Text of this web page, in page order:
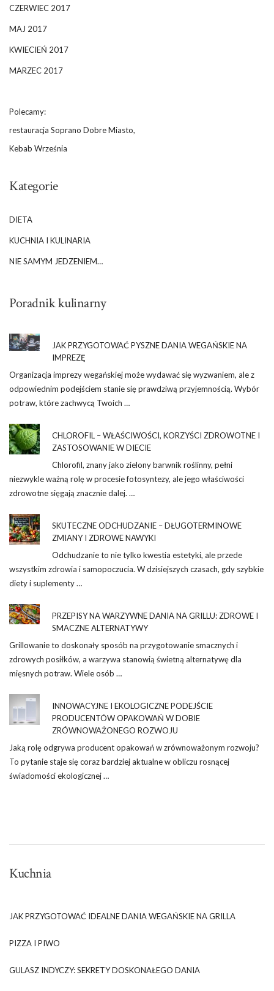
CZERWIEC 2017
MAJ 2017
KWIECIEŃ 2017
MARZEC 2017
Polecamy:
restauracja Soprano Dobre Miasto,
Kebab Września
Kategorie
DIETA
KUCHNIA I KULINARIA
NIE SAMYM JEDZENIEM…
Poradnik kulinarny
JAK PRZYGOTOWAĆ PYSZNE DANIA WEGAŃSKIE NA
IMPREZĘ
Organizacja imprezy wegańskiej może wydawać się wyzwaniem, ale z
odpowiednim podejściem stanie się prawdziwą przyjemnością. Wybór
potraw, które zachwycą Twoich …
CHLOROFIL – WŁAŚCIWOŚCI, KORZYŚCI ZDROWOTNE I
ZASTOSOWANIE W DIECIE
Chlorofil, znany jako zielony barwnik roślinny, pełni
niezwykle ważną rolę w procesie fotosyntezy, ale jego właściwości
zdrowotne sięgają znacznie dalej. …
SKUTECZNE ODCHUDZANIE – DŁUGOTERMINOWE
ZMIANY I ZDROWE NAWYKI
Odchudzanie to nie tylko kwestia estetyki, ale przede
wszystkim zdrowia i samopoczucia. W dzisiejszych czasach, gdy szybkie
diety i suplementy …
PRZEPISY NA WARZYWNE DANIA NA GRILLU: ZDROWE I
SMACZNE ALTERNATYWY
Grillowanie to doskonały sposób na przygotowanie smacznych i
zdrowych posiłków, a warzywa stanowią świetną alternatywę dla
mięsnych potraw. Wiele osób …
INNOWACYJNE I EKOLOGICZNE PODEJŚCIE
PRODUCENTÓW OPAKOWAŃ W DOBIE
ZRÓWNOWAŻONEGO ROZWOJU
Jaką rolę odgrywa producent opakowań w zrównoważonym rozwoju?
To pytanie staje się coraz bardziej aktualne w obliczu rosnącej
świadomości ekologicznej …
Kuchnia
JAK PRZYGOTOWAĆ IDEALNE DANIA WEGAŃSKIE NA GRILLA
PIZZA I PIWO
GULASZ INDYCZY: SEKRETY DOSKONAŁEGO DANIA